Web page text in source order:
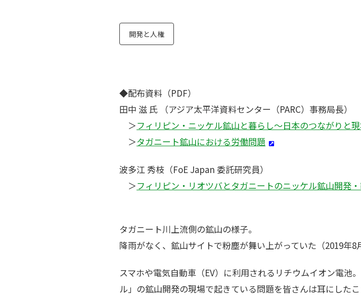
開発と人権
◆配布資料（PDF）
田中 滋 氏 （アジア太平洋資料センター（PARC）事務局長）
＞フィリピン・ニッケル鉱山と暮らし～日本のつながりと
＞タガニート鉱山における労働問題
波多江 秀枝（FoE Japan 委託研究員）
＞フィリピン・リオツバとタガニートのニッケル鉱山開発
タガニート川上流側の鉱山の様子。
降雨がなく、鉱山サイトで粉塵が舞い上がっていた（2019年8
スマホや電気自動車（EV）に利用されるリチウムイオン電池
ル」の鉱山開発の現場で起きている問題を皆さんは耳にしたこ